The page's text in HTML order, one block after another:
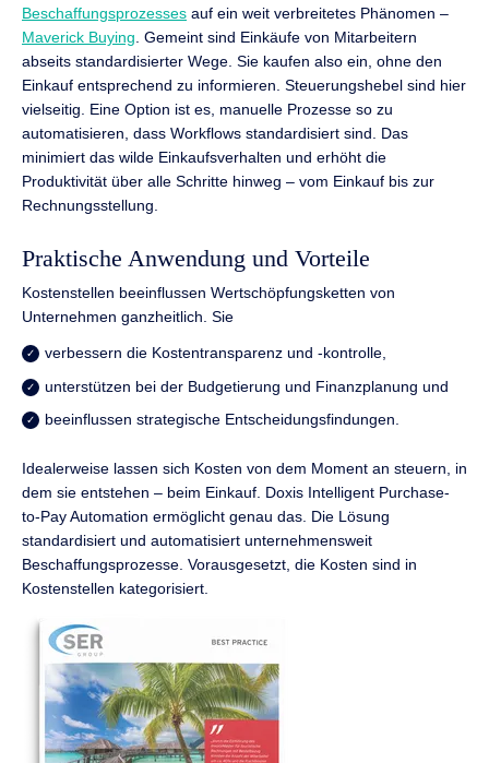
Beschaffungsprozesses auf ein weit verbreitetes Phänomen –
Maverick Buying . Gemeint sind Einkäufe von Mitarbeitern
abseits standardisierter Wege. Sie kaufen also ein, ohne den
Einkauf entsprechend zu informieren. Steuerungshebel sind hier
vielseitig. Eine Option ist es, manuelle Prozesse so zu
automatisieren, dass Workflows standardisiert sind. Das
minimiert das wilde Einkaufsverhalten und erhöht die
Produktivität über alle Schritte hinweg – vom Einkauf bis zur
Rechnungsstellung.
Praktische Anwendung und Vorteile
Kostenstellen beeinflussen Wertschöpfungsketten von
Unternehmen ganzheitlich. Sie
verbessern die Kostentransparenz und -kontrolle,
unterstützen bei der Budgetierung und Finanzplanung und
beeinflussen strategische Entscheidungsfindungen.
Idealerweise lassen sich Kosten von dem Moment an steuern, in
dem sie entstehen – beim Einkauf. Doxis Intelligent Purchase-
to-Pay Automation ermöglicht genau das. Die Lösung
standardisiert und automatisiert unternehmensweit
Beschaffungsprozesse. Vorausgesetzt, die Kosten sind in
Kostenstellen kategorisiert.